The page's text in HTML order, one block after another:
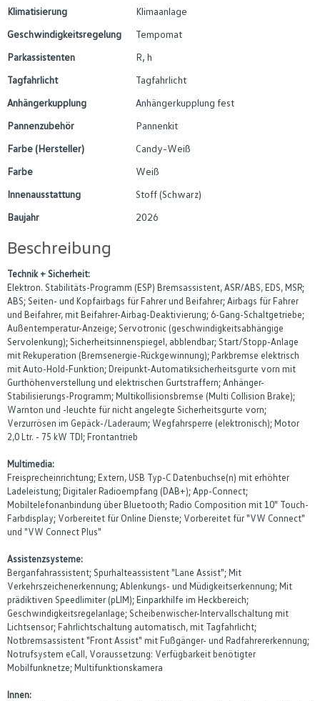
Klimatisierung
Klimaanlage
Geschwindigkeitsregelung
Tempomat
Parkassistenten
R, h
Tagfahrlicht
Tagfahrlicht
Anhängerkupplung
Anhängerkupplung fest
Pannenzubehör
Pannenkit
Farbe (Hersteller)
Candy-Weiß
Farbe
Weiß
Innenausstattung
Stoff (Schwarz)
Baujahr
2026
Beschreibung
Technik + Sicherheit:
Elektron. Stabilitäts-Programm (ESP) Bremsassistent, ASR/ABS, EDS, MSR;
ABS; Seiten- und Kopfairbags für Fahrer und Beifahrer; Airbags für Fahrer
und Beifahrer, mit Beifahrer-Airbag-Deaktivierung; 6-Gang-Schaltgetriebe;
Außentemperatur-Anzeige; Servotronic (geschwindigkeitsabhängige
Servolenkung); Sicherheitsinnenspiegel, abblendbar; Start/Stopp-Anlage
mit Rekuperation (Bremsenergie-Rückgewinnung); Parkbremse elektrisch
mit Auto-Hold-Funktion; Dreipunkt-Automatiksicherheitsgurte vorn mit
Gurthöhenverstellung und elektrischen Gurtstraffern; Anhänger-
Stabilisierungs-Programm; Multikollisionsbremse (Multi Collision Brake);
Warnton und -leuchte für nicht angelegte Sicherheitsgurte vorn;
Verzurrösen im Gepäck-/Laderaum; Wegfahrsperre (elektronisch); Motor
2,0 Ltr. - 75 kW TDI; Frontantrieb
Multimedia:
Freisprecheinrichtung; Extern, USB Typ-C Datenbuchse(n) mit erhöhter
Ladeleistung; Digitaler Radioempfang (DAB+); App-Connect;
Mobiltelefonanbindung über Bluetooth; Radio Composition mit 10" Touch-
Farbdisplay; Vorbereitet für Online Dienste; Vorbereitet für "VW Connect"
und "VW Connect Plus"
Assistenzsysteme:
Berganfahrassistent; Spurhalteassistent "Lane Assist"; Mit
Verkehrszeichenerkennung; Ablenkungs- und Müdigkeitserkennung; Mit
prädiktiven Speedlimiter (pLIM); Einparkhilfe im Heckbereich;
Geschwindigkeitsregelanlage; Scheibenwischer-Intervallschaltung mit
Lichtsensor; Fahrlichtschaltung automatisch, mit Tagfahrlicht;
Notbremsassistent "Front Assist" mit Fußgänger- und Radfahrererkennung;
Notrufsystem eCall, Voraussetzung: Verfügbarkeit benötigter
Mobilfunknetze; Multifunktionskamera
Innen: